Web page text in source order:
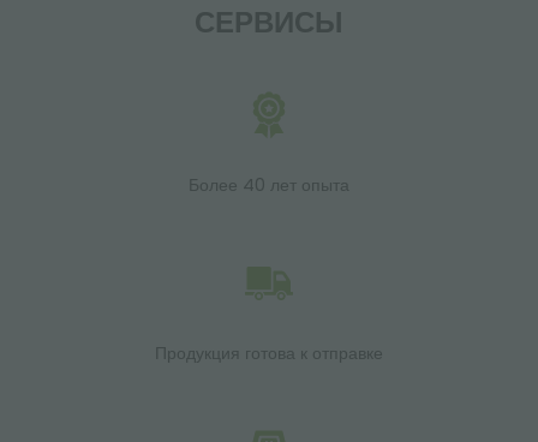
СЕРВИСЫ
Более 40 лет опыта
Продукция готова к отправке